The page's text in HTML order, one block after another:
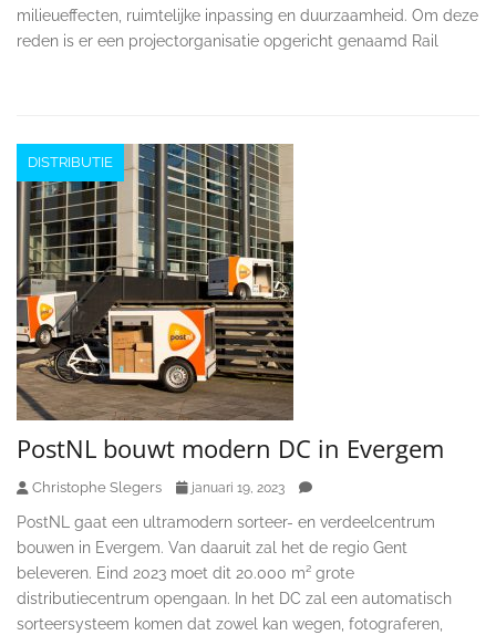
milieueffecten, ruimtelijke inpassing en duurzaamheid. Om deze
reden is er een projectorganisatie opgericht genaamd Rail
DISTRIBUTIE
PostNL bouwt modern DC in Evergem
Christophe Slegers januari 19, 2023
PostNL gaat een ultramodern sorteer- en verdeelcentrum
bouwen in Evergem. Van daaruit zal het de regio Gent
beleveren. Eind 2023 moet dit 20.000 m² grote
distributiecentrum opengaan. In het DC zal een automatisch
sorteersysteem komen dat zowel kan wegen, fotograferen,